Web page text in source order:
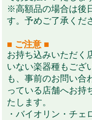
※高額品の場合は後
す。予めご了承くだ
■ ご注意 ■
お持ち込みいただく
いない楽器種もござ
も、事前のお問い合
っている店舗へお持
たします。
・バイオリン・チ